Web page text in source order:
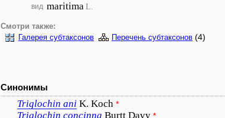
вид maritimaL.
Смотри также:
Галерея субтаксонов
Перечень субтаксонов (4)
Синонимы
Triglochin ani K. Koch *
Triglochin concinna Burtt Davy *